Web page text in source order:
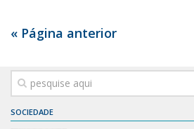
« Página anterior
SOCIEDADE